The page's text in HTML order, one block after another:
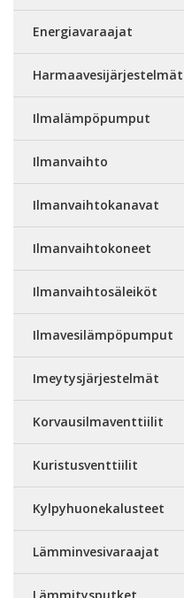
Energiavaraajat
Harmaavesijärjestelmät
Ilmalämpöpumput
Ilmanvaihto
Ilmanvaihtokanavat
Ilmanvaihtokoneet
Ilmanvaihtosäleiköt
Ilmavesilämpöpumput
Imeytysjärjestelmät
Korvausilmaventtiilit
Kuristusventtiilit
Kylpyhuonekalusteet
Lämminvesivaraajat